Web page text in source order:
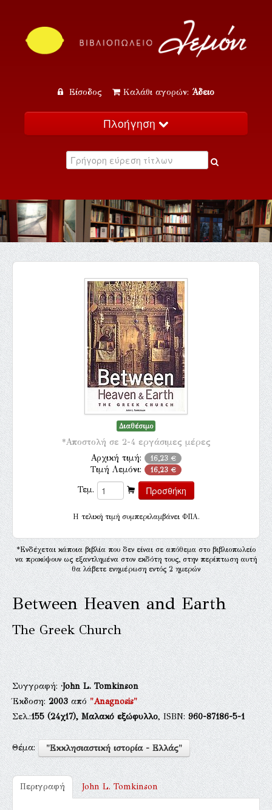
Είσοδος Καλάθι αγορών: Άδειο
Πλοήγηση
Κατάλογος
Εκδηλώσεις
Επικοινωνία
Διαθέσιμο
*Αποστολή σε 2-4 εργάσιμες μέρες
Αρχική τιμή: 16,23 €
Τιμή Λεμόνι: 16,23 €
Τεμ.
H τελική τιμή συμπεριλαμβάνει ΦΠΑ.
*Ενδέχεται κάποια βιβλία που δεν είναι σε απόθεμα στο βιβλιοπωλείο
να προκύψουν ως εξαντλημένα στον εκδότη τους, στην περίπτωση αυτή
θα λάβετε ενημέρωση εντός 2 ημερών
Between Heaven and Earth
The Greek Church
Συγγραφή:·John L. Tomkinson
Έκδοση:2003από"Anagnosis"
Σελ.:155(24χ17), Μαλακό εξώφυλλο, ISBN:960-87186-5-1
Θέμα: "Εκκλησιαστική ιστορία - Ελλάς"
Περιγραφή John L. Tomkinson